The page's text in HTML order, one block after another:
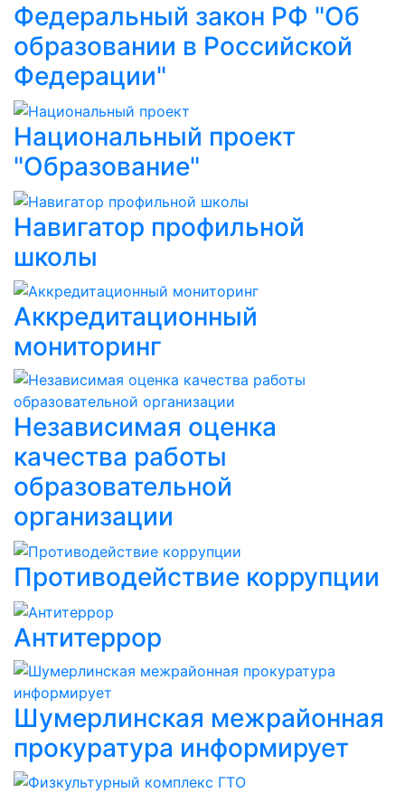
Федеральный закон РФ "Об
образовании в Российской
Федерации"
Национальный проект
"Образование"
Навигатор профильной
школы
Аккредитационный
мониторинг
Независимая оценка
качества работы
образовательной
организации
Противодействие коррупции
Антитеррор
Шумерлинская межрайонная
прокуратура информирует